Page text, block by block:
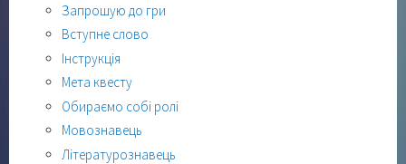
Запрошую до гри
Вступне слово
Інструкція
Мета квесту
Обираємо собі ролі
Мовознавець
Літературознавець